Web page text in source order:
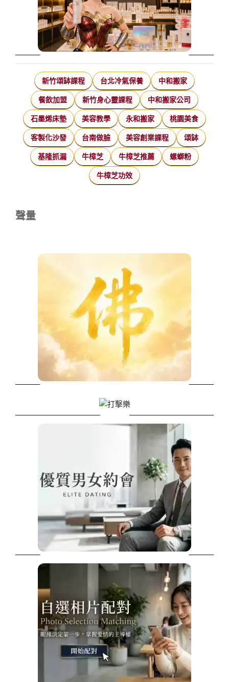
新竹頌缽課程 台北冷氣保養 中和搬家
餐飲加盟 新竹身心靈課程 中和搬家公司
石墨烯床墊 美容教學 永和搬家 桃園美食
客製化沙發 台南做臉 美容創業課程 頌缽
基隆抓漏 牛樟芝 牛樟芝推薦 螺螄粉
牛樟芝功效
聲量